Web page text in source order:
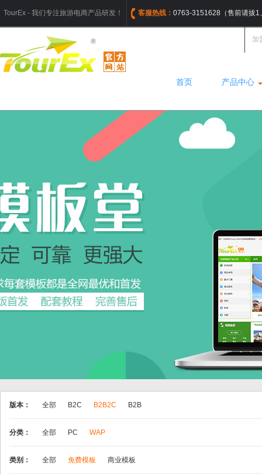
TourEx - 我们专注旅游电商产品研发！ 客服热线： 0763-3151628（售前请拔1
加
首页 产品中心
版本： 全部 B2C B2B2C B2B
分类： 全部 PC WAP
类别： 全部 免费模板 商业模板